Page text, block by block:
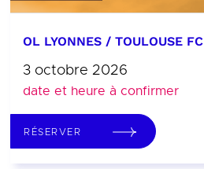
OL LYONNES / TOULOUSE FC
3 octobre 2026
date et heure à confirmer
RÉSERVER